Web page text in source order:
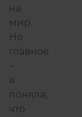
на
мир.
Но
главное
–
я
поняла,
что